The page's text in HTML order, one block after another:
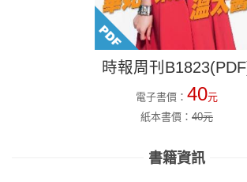
時報周刊
電子書價： 40元
紙本書價： 40元
書籍資訊